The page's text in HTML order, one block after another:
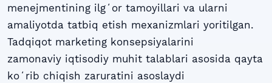
menejmentining ilgʻor tamoyillari va ularni
amaliyotda tatbiq etish mexanizmlari yoritilgan.
Tadqiqot marketing konsepsiyalarini
zamonaviy iqtisodiy muhit talablari asosida qayta
koʻrib chiqish zaruratini asoslaydi